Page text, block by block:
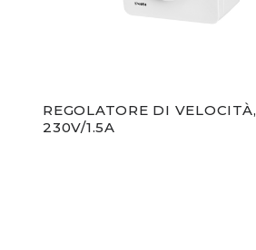
REGOLATORE DI VELOCITÀ,
230V/1.5A